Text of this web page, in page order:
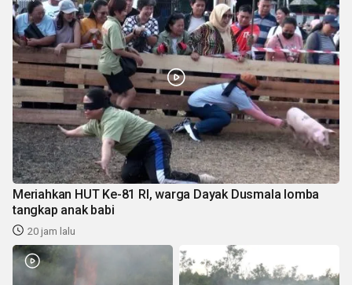
Meriahkan HUT Ke-81 RI, warga Dayak Dusmala lomba
tangkap anak babi
20 jam lalu